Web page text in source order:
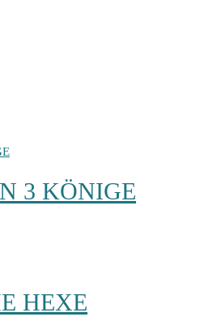
3 KÖNIGE
HEXE